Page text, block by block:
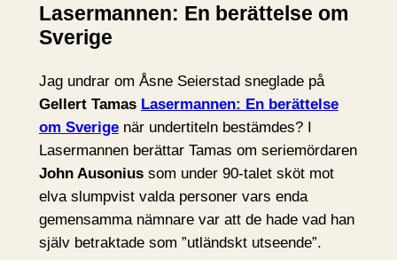
Lasermannen: En berättelse om
Sverige
Jag undrar om Åsne Seierstad sneglade på
Gellert Tamas Lasermannen: En berättelse
om Sverigenär undertiteln bestämdes? I
Lasermannen berättar Tamas om seriemördaren
John Ausoniussom under 90-talet sköt mot
elva slumpvist valda personer vars enda
gemensamma nämnare var att de hade vad han
själv betraktade som ”utländskt utseende”.